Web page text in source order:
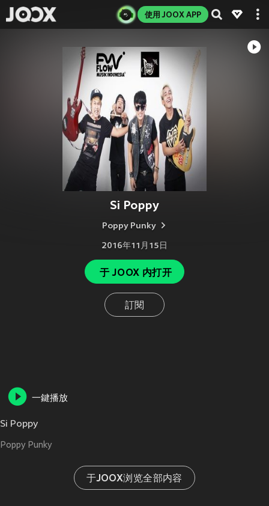
使用 JOOX APP
Si Poppy
Poppy Punky
2016年11月15日
于 JOOX 内打开
訂閱
一鍵播放
Si Poppy
Poppy Punky
于JOOX浏览全部内容